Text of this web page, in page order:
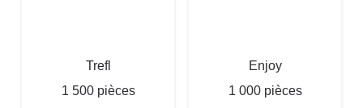
Trefl
1 500 pièces
Enjoy
1 000 pièces